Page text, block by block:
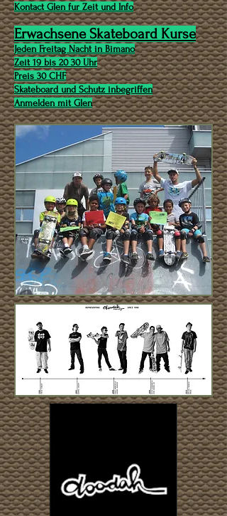
Kontact Glen fur Zeit und Info
Erwachsene Skateboard Kurse
Jeden Freitag Nacht in Bimano
Zeit 19 bis 20 30 Uhr
Preis 30 CHF
Skateboard und Schutz inbegriffen
Anmelden mit Glen